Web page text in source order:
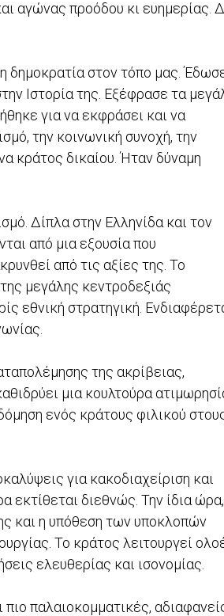
αγώνας προόδου κι ευημερίας.
δημοκρατία στον τόπο μας.
Ιστορία της. Εξέφρασε τα
για να εκφράσει και να
την κοινωνική συνοχή, την
κράτος δικαίου. Ήταν δύναμη
Δίπλα στην Ελληνίδα και τον
από μια εξουσία που
από τις αξίες της. Το
μεγάλης κεντροδεξιάς
εθνική στρατηγική.
της ακρίβειας,
μια κουλτούρα
ενός κράτους φιλικού
για κακοδιαχείριση και
διεθνώς. Την ίδια
και η υπόθεση των υποκλοπών
Το κράτος λειτουργεί
ελευθερίας και ισονομίας.
παλαιοκομματικές,